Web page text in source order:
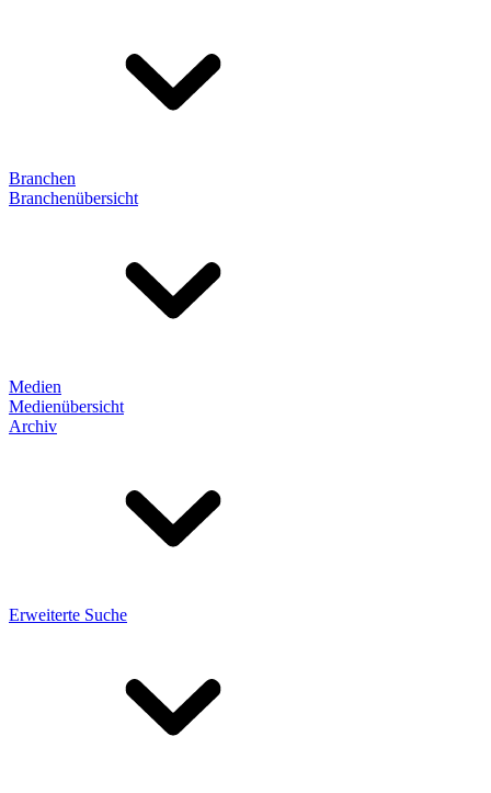
Branchen
Branchenübersicht
Medien
Medienübersicht
Archiv
Erweiterte Suche